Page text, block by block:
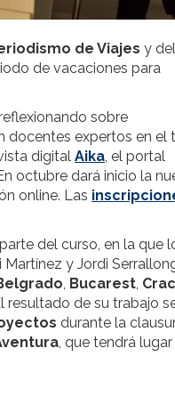
de Viajes y del
de vacaciones para
sobre
docentes expertos en el
digital Aika, el portal
octubre dará inicio la
online. Las
del curso, en la que
y Jordi
, Bucarest,
resultado de su trabajo
durante la
, que tendrá lugar